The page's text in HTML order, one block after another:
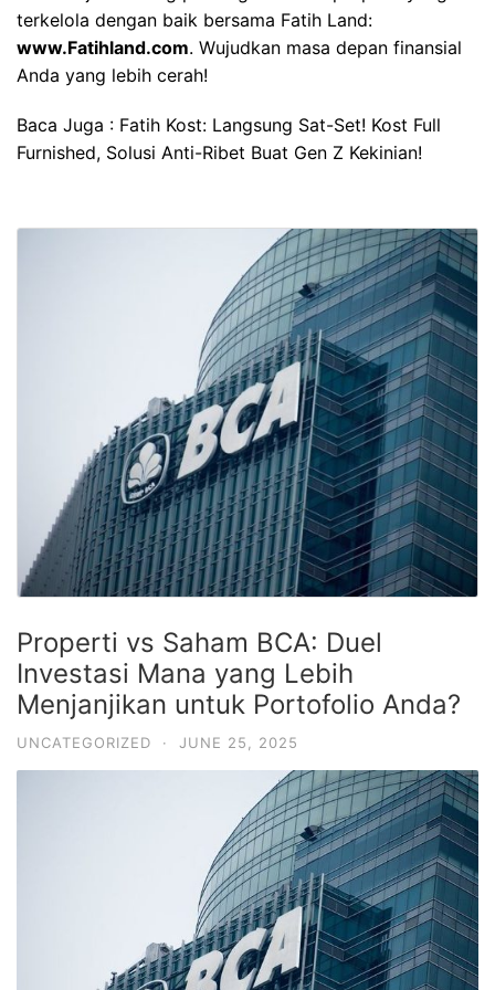
terkelola dengan baik bersama Fatih Land:
www.Fatihland.com. Wujudkan masa depan finansial
Anda yang lebih cerah!
Baca Juga : Fatih Kost: Langsung Sat-Set! Kost Full
Furnished, Solusi Anti-Ribet Buat Gen Z Kekinian!
Properti vs Saham BCA: Duel
Investasi Mana yang Lebih
Menjanjikan untuk Portofolio Anda?
UNCATEGORIZED · JUNE 25, 2025